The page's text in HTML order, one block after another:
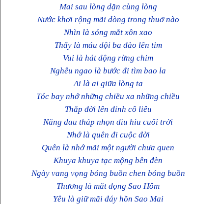
Mai sau lòng dặn cùng lòng
Nước khơi rộng mãi dòng trong thuở nào
Nhìn là sóng mắt xôn xao
Thấy là máu dội ba đào lên tim
Vui là hát động rừng chim
Nghêu ngao là bước đi tìm bao la
Ai là ai giữa lòng ta
Tóc bay nhớ những chiều xa những chiều
Thắp đời lên đỉnh cô liêu
Nắng đau tháp nhọn đìu hiu cuối trời
Nhớ là quên đi cuộc đời
Quên là nhớ mãi một người chưa quen
Khuya khuya tạc mộng bên đèn
Ngày vang vọng bóng buồn chen bóng buồn
Thương là mắt đọng Sao Hôm
Yêu là giữ mãi đáy hồn Sao Mai